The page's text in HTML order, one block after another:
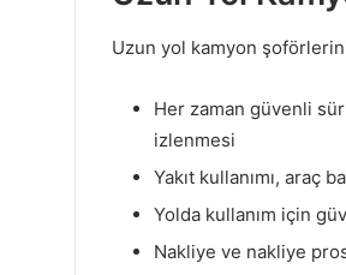
Uzun yol kamyon
Her zaman güvenli
izlenmesi
Yakıt kullanımı, araç
Yolda kullanım için
Nakliye ve nakliye